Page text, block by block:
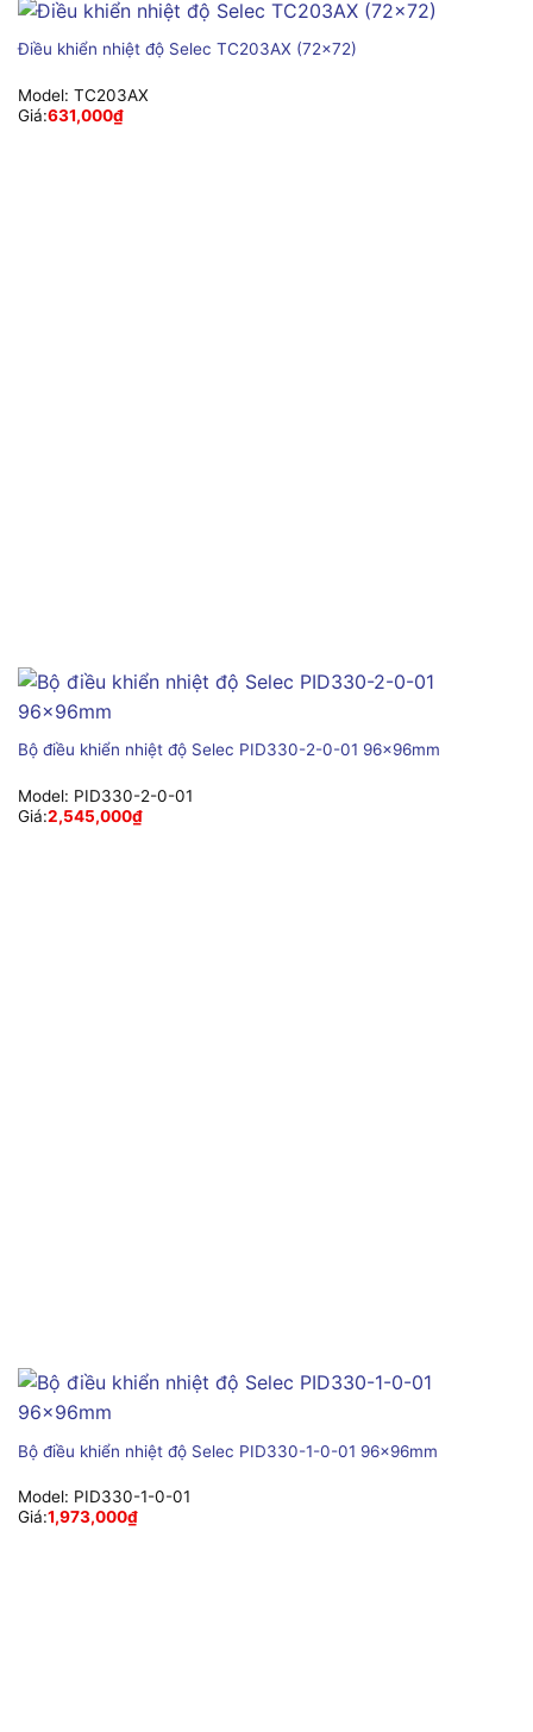
Điều khiển nhiệt độ Selec TC203AX (72×72)
Model: TC203AX
Giá:631,000₫
Bộ điều khiển nhiệt độ Selec PID330-2-0-01 96x96mm
Model: PID330-2-0-01
Giá:2,545,000₫
Bộ điều khiển nhiệt độ Selec PID330-1-0-01 96x96mm
Model: PID330-1-0-01
Giá:1,973,000₫